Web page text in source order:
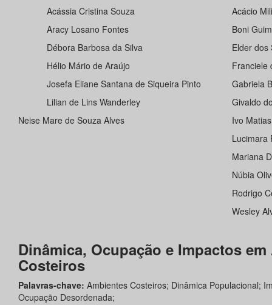
Acássia Cristina Souza
Aracy Losano Fontes
Débora Barbosa da Silva
Hélio Mário de Araújo
Josefa Eliane Santana de Siqueira Pinto
Lilian de Lins Wanderley
Neise Mare de Souza Alves
Acácio
Boni
Elder dos
Franciele
Gabriela
Givaldo
Ivo
Lucimara
Mariana
Núbia
Rodrigo
Wesley
Dinâmica, Ocupação e Impactos
Costeiros
Palavras-chave: Ambientes Costeiros; Dinâmica Populacional;
Ocupação Desordenada;